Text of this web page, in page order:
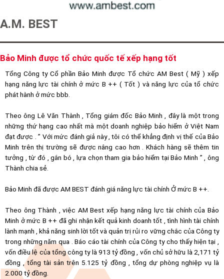
A.M. BEST
Bảo Minh được tổ chức quốc tế xếp hạng tốt
Tổng Công ty Cổ phần Bảo Minh được Tổ chức AM Best ( Mỹ ) xếp
hạng năng lực tài chính ở mức B ++ ( Tốt ) và năng lực của tổ chức
phát hành ở mức bbb.
Theo ông Lê Văn Thành , Tổng giám đốc Bảo Minh , đây là một trong
những thứ hạng cao nhất mà một doanh nghiệp bảo hiểm ở Việt Nam
đạt được . ” Với mức đánh giả này , tôi có thể khẳng định vị thế của Bảo
Minh trên thị trường sẽ được nâng cao hơn . Khách hàng sẽ thêm tin
tưởng , từ đó , gắn bó , lựa chọn tham gia bảo hiểm tại Bảo Minh ” , ông
Thành chia sẻ.
Bảo Minh đã được AM BEST đánh giá năng lực tài chính Ở mức B ++.
Theo ông Thành , việc AM Best xếp hạng năng lực tài chính của Bảo
Minh ở mức B ++ đã ghi nhận kết quả kinh doanh tốt , tình hình tài chính
lành mạnh , khả năng sinh lời tốt và quản trị rủi ro vững chắc của Công ty
trong những năm qua . Báo cáo tài chính của Công ty cho thấy hiện tại ,
vốn điều lệ của tổng công ty là 913 tỷ đồng , vốn chủ sở hữu là 2,171 tỷ
đồng , tổng tài sản trên 5.125 tỷ đồng , tổng dự phòng nghiệp vụ là
2.000 tỷ đồng.